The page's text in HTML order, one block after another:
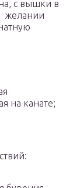
с вышки в
желании
на канате;